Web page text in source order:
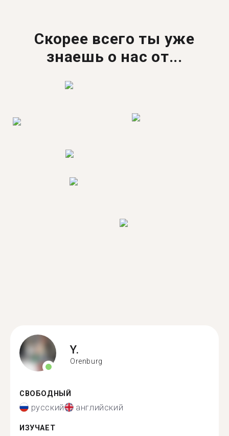
Скорее всего ты уже
знаешь о нас от...
Y.
Orenburg
СВОБОДНЫЙ
русский английский
ИЗУЧАЕТ